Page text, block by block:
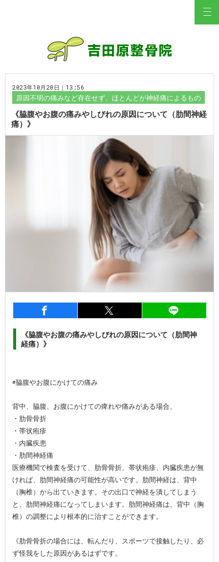
2023年10月20日｜13:56
原因不明の痛みなど存在せず、ほとんどが神経痛によるもの
《脇腹やお腹の痛みやしびれの原因について（肋間神経
痛）》
シェア シェア
《脇腹やお腹の痛みやしびれの原因について（肋間神
経痛）》
◉脇腹やお腹にかけての痛み
背中、脇腹、お腹にかけての痺れや痛みがある場合、
・肋骨骨折
・帯状疱疹
・内臓疾患
・肋間神経痛
医療機関で検査を受けて、肋骨骨折、帯状疱疹、内臓疾患が無
ければ、肋間神経痛の可能性が高いです。肋間神経は、背中
（胸椎）から出ていきます。その出口で神経を潰してしまう
と、肋間神経痛になってしまいます。肋間神経痛は、背中（胸
椎）の調整により根本的に治すことができます。
《肋骨骨折の場合には、転んだり、スポーツで接触したり、必
ず怪我をした原因があるはずです。